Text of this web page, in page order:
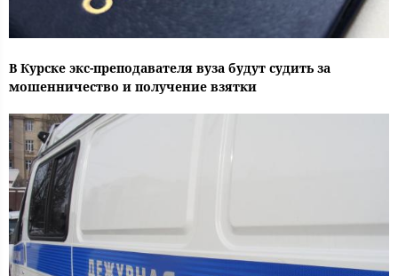
В Курске экс-преподавателя вуза будут судить за
мошенничество и получение взятки